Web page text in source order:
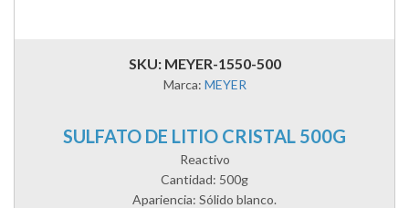
SKU: MEYER-1550-500
Marca: MEYER
SULFATO DE LITIO CRISTAL 500G
Reactivo
Cantidad: 500g
Apariencia: Sólido blanco.